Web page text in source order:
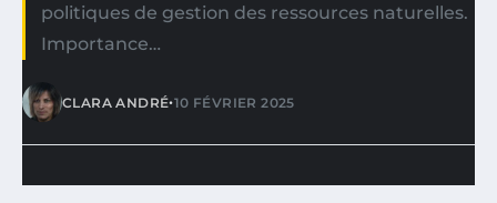
politiques de gestion des ressources naturelles.
Importance…
CLARA ANDRÉ•10 FÉVRIER 2025